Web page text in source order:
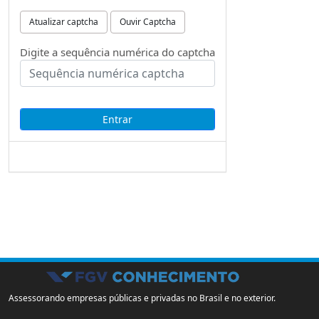
Atualizar captcha Ouvir Captcha
Digite a sequência numérica do captcha
Assessorando empresas públicas e privadas no Brasil e no exterior.